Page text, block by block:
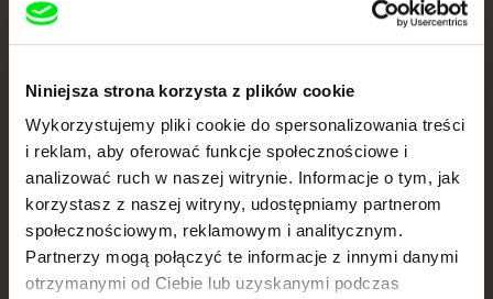
Niniejsza strona korzysta z plików cookie
Wykorzystujemy pliki cookie do spersonalizowania treści
i reklam, aby oferować funkcje społecznościowe i
analizować ruch w naszej witrynie. Informacje o tym, jak
korzystasz z naszej witryny, udostępniamy partnerom
społecznościowym, reklamowym i analitycznym.
Partnerzy mogą połączyć te informacje z innymi danymi
otrzymanymi od Ciebie lub uzyskanymi podczas
CPH:DOX Doclisboa
Millennium Docs
Against Gravity
DOK Leipzig